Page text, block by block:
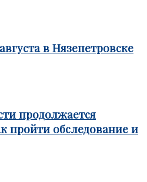
в Нязепетровске
продолжается
пройти обследование и